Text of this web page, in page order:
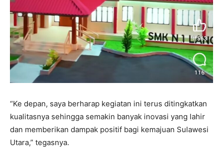
“Ke depan, saya berharap kegiatan ini terus ditingkatkan
kualitasnya sehingga semakin banyak inovasi yang lahir
dan memberikan dampak positif bagi kemajuan Sulawesi
Utara,” tegasnya.